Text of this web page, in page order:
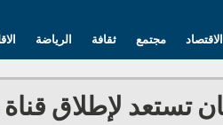
الرياضة ثقافة مجتمع الاقتصاد
تستعد لإطلاق قناة